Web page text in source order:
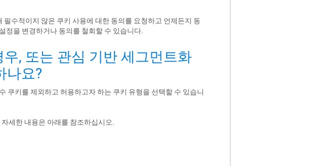
수적이지 않은 쿠키 사용에 대한 동의를 요청하고 언제든지 동
정을 변경하거나 동의를 철회할 수 있습니다.
, 또는 관심 기반 세그먼트화
나요?
쿠키를 제외하고 허용하고자 하는 쿠키 유형을 선택할 수 있습니
세한 내용은 아래를 참조하십시오.